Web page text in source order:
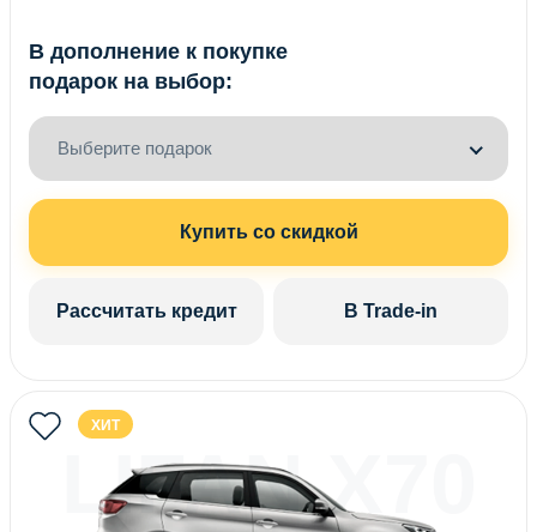
В дополнение к покупке
подарок на выбор:
Выберите подарок
Купить со скидкой
Рассчитать кредит В Trade-in
ХИТ
LIFAN X70